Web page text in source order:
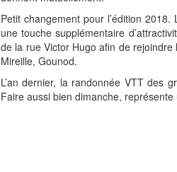
Petit changement pour l’édition
une touche supplémentaire
de la rue Victor Hugo afin de
Mireille, Gounod.
L’an dernier, la randonnée VTT des
Faire aussi bien dimanche,